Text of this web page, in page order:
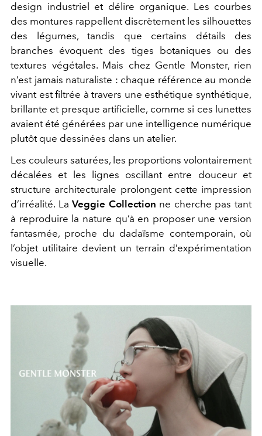
design industriel et délire organique. Les courbes
des montures rappellent discrètement les silhouettes
des légumes, tandis que certains détails des
branches évoquent des tiges botaniques ou des
textures végétales. Mais chez Gentle Monster, rien
n’est jamais naturaliste : chaque référence au monde
vivant est filtrée à travers une esthétique synthétique,
brillante et presque artificielle, comme si ces lunettes
avaient été générées par une intelligence numérique
plutôt que dessinées dans un atelier.
Les couleurs saturées, les proportions volontairement
décalées et les lignes oscillant entre douceur et
structure architecturale prolongent cette impression
d’irréalité. LaVeggie Collection ne cherche pas tant
à reproduire la nature qu’à en proposer une version
fantasmée, proche du dadaïsme contemporain, où
l’objet utilitaire devient un terrain d’expérimentation
visuelle.